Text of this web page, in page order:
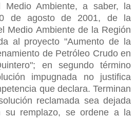
Medio Ambiente, a saber, la
de agosto de 2001, de la
Medio Ambiente de la Región
al proyecto "Aumento de la
de Petróleo Crudo en
en segundo término
impugnada no justifica
que declara. Terminan
reclamada sea dejada
remplazo, se ordene a la